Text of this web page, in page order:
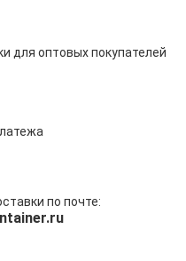
для оптовых покупателей
по почте: